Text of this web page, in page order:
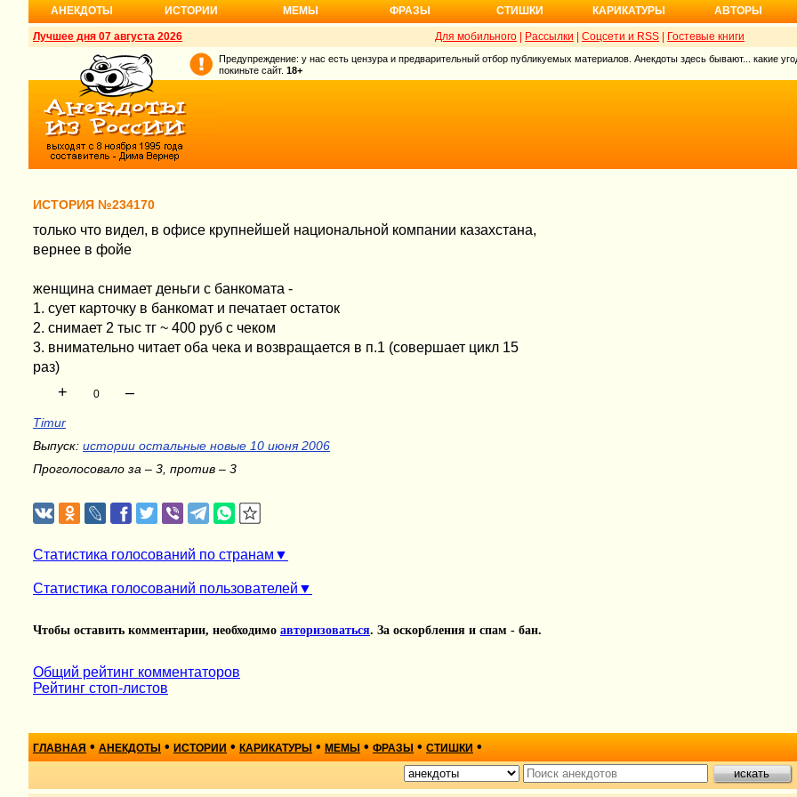
АНЕКДОТЫ ИСТОРИИ МЕМЫ ФРАЗЫ СТИШКИ КАРИКАТУРЫ АВТОРЫ
Лучшее дня 07 августа 2026 Для мобильного Рассылки Соцсети и RSS Гостевые книги
Предупреждение: у нас есть цензура и предварительный отбор публикуемых материалов. Анекдоты здесь бывают... какие
покиньте сайт. 18+
ИСТОРИЯ №234170
только что видел, в офисе крупнейшей национальной компании казахстана,
вернее в фойе
женщина снимает деньги с банкомата -
1. сует карточку в банкомат и печатает остаток
2. снимает 2 тыс тг ~ 400 руб с чеком
3. внимательно читает оба чека и возвращается в п.1 (совершает цикл 15
раз)
+ 0 –
Timur
Выпуск: истории остальные новые 10 июня 2006
Проголосовало за – 3, против – 3
Статистика голосований по странам
Статистика голосований пользователей
Чтобы оставить комментарии, необходимо авторизоваться. За оскорбления и спам - бан.
Общий рейтинг комментаторов
Рейтинг стоп-листов
ГЛАВНАЯ • АНЕКДОТЫ • ИСТОРИИ • КАРИКАТУРЫ • МЕМЫ • ФРАЗЫ • СТИШКИ •